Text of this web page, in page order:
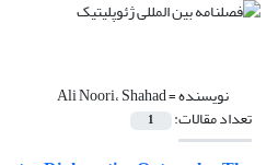
نویسنده =Ali Noori، Shahad
تعداد مقالات: 1